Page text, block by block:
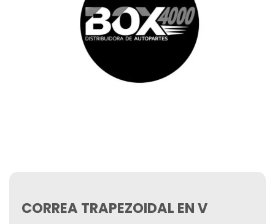
CORREA TRAPEZOIDAL EN V